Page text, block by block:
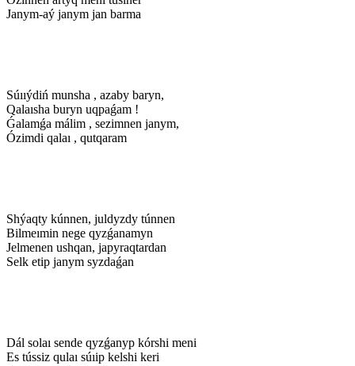
Janym-aý janym jan barma
Súııýdiń munsha , azaby baryn,
Qalaısha buryn uqpaǵam !
Ǵalamǵa málim , sezimnen janym,
Ózimdi qalaı , qutqaram
Shýaqty kúnnen, juldyzdy túnnen
Bilmeımin nege qyzǵanamyn
Jelmenen ushqan, japyraqtardan
Selk etip janym syzdaǵan
Dál solaı sende qyzǵanyp kórshi meni
Es tússiz qulaı súıip kelshi keri